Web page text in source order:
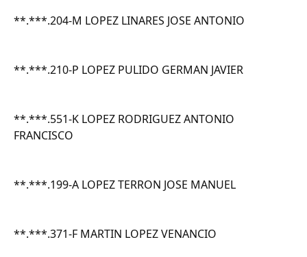
**.***.204-M LOPEZ LINARES JOSE ANTONIO
**.***.210-P LOPEZ PULIDO GERMAN JAVIER
**.***.551-K LOPEZ RODRIGUEZ ANTONIO
FRANCISCO
**.***.199-A LOPEZ TERRON JOSE MANUEL
**.***.371-F MARTIN LOPEZ VENANCIO